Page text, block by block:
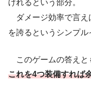
けれるという部分。
ダメージ効率で言え
を誇るというシンプル
このゲームの答えと
これを4つ装備すれば